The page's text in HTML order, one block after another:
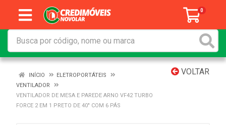
0
VOLTAR
INÍCIO
ELETROPORTÁTEIS
VENTILADOR
VENTILADOR DE MESA E PAREDE ARNO VF42 TURBO
FORCE 2 EM 1 PRETO DE 40" COM 6 PÁS